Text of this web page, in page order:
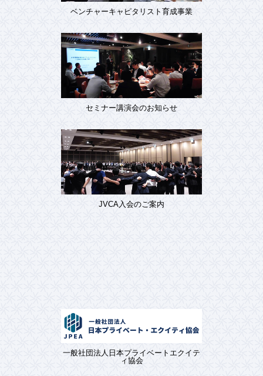
ベンチャーキャピタリスト育成事業
セミナー講演会のお知らせ
JVCA入会のご案内
一般社団法人日本プライベートエクイテ
ィ協会